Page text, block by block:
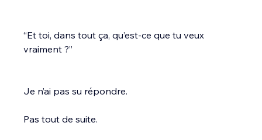
“Et toi, dans tout ça, qu’est-ce que tu veux
vraiment ?”
Je n’ai pas su répondre.
Pas tout de suite.